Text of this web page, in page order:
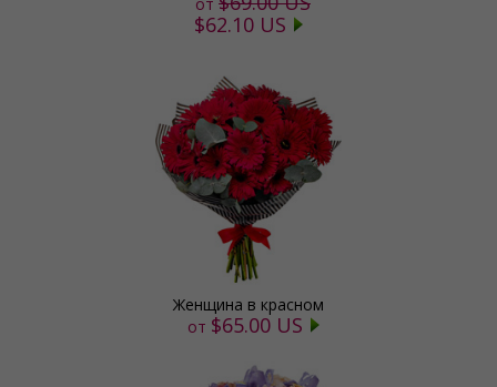
$62.10 US
Женщина в красном
от $65.00 US